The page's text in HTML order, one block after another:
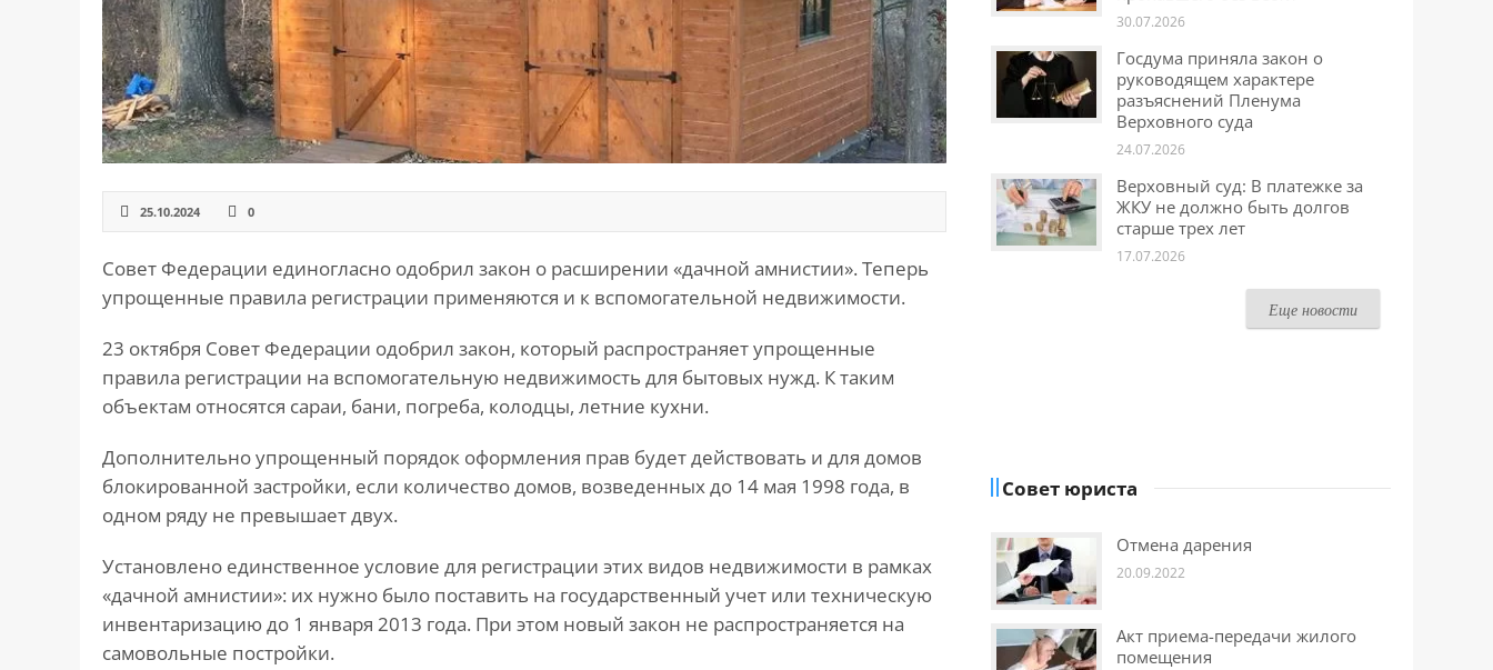
Контакты
г. Москва, ст. м. «Марксистская», ул.
Марксистская, д. 3, стр. 1
kmsud@yandex.ru
+7 (495) 642-27-02
+7 (936) 281-45-11
+7 (901) 511-80-52
25.10.2024 0
Совет Федерации единогласно одобрил закон о расширении «дачной амнистии». Теперь
упрощенные правила регистрации применяются и к вспомогательной недвижимости.
23 октября Совет Федерации одобрил закон, который распространяет упрощенные
правила регистрации на вспомогательную недвижимость для бытовых нужд. К таким
объектам относятся сараи, бани, погреба, колодцы, летние кухни.
Дополнительно упрощенный порядок оформления прав будет действовать и для домов
блокированной застройки, если количество домов, возведенных до 14 мая 1998 года, в
одном ряду не превышает двух.
Установлено единственное условие для регистрации этих видов недвижимости в рамках
«дачной амнистии»: их нужно было поставить на государственный учет или техническую
инвентаризацию до 1 января 2013 года. При этом новый закон не распространяется на
самовольные постройки.
30.07.2026
Госдума приняла закон о
руководящем характере
разъяснений Пленума
Верховного суда
24.07.2026
Верховный суд: В платежке за
ЖКУ не должно быть долгов
старше трех лет
17.07.2026
Еще новости
Совет юриста
Отмена дарения
20.09.2022
Акт приема-передачи жилого
помещения